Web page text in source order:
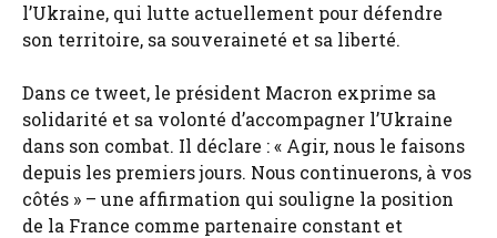
l’Ukraine, qui lutte actuellement pour défendre
son territoire, sa souveraineté et sa liberté.
Dans ce tweet, le président Macron exprime sa
solidarité et sa volonté d’accompagner l’Ukraine
dans son combat. Il déclare : « Agir, nous le faisons
depuis les premiers jours. Nous continuerons, à vos
côtés » – une affirmation qui souligne la position
de la France comme partenaire constant et